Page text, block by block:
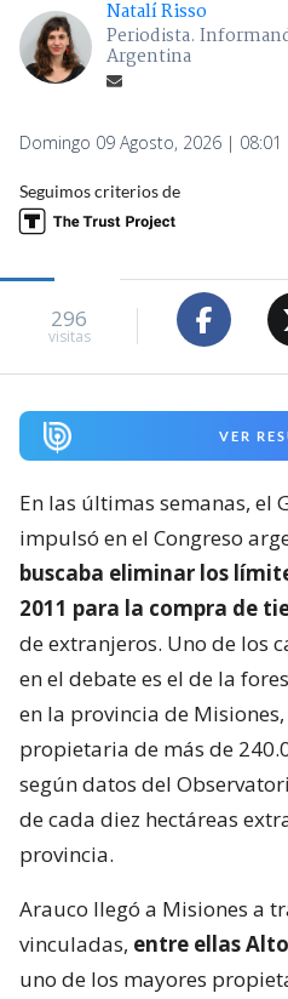
Natalí Risso
Periodista.
Argentina
Domingo 09 Agosto, 2026 | 08:01
Seguimos criterios de
296
visitas
VER
En las últimas semanas, el
impulsó en el Congreso
buscaba eliminar los
2011 para la compra de
de extranjeros. Uno de los
en el debate es el de la
en la provincia de
propietaria de más de
según datos del
de cada diez hectáreas
provincia.
Arauco llegó a Misiones a
vinculadas, entre ellas
uno de los mayores